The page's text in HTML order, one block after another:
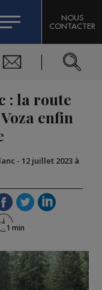
SKIABLES
BLANC
NOUS
CONTACTER
: la route
enfin
- 12 juillet 2023 à